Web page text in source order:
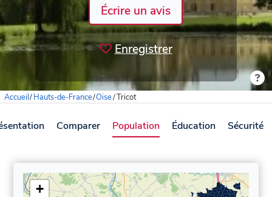
Écrire un avis
Enregistrer
Accueil/Hauts-de-France/Oise/Tricot
Comparer Population Éducation Sécurité
+